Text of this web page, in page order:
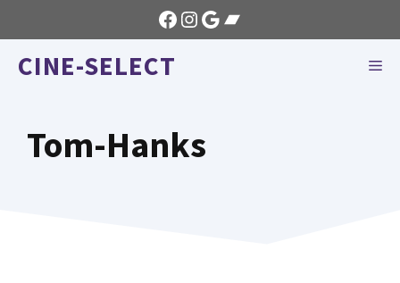
au
contenu
Facebook
Instagram
GoogleBandcamp
CINE-SELECT
Tom-Hanks